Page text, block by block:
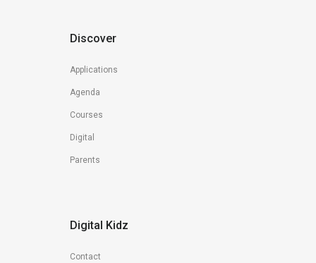
Discover
Applications
Agenda
Courses
Digital
Parents
Digital Kidz
Contact